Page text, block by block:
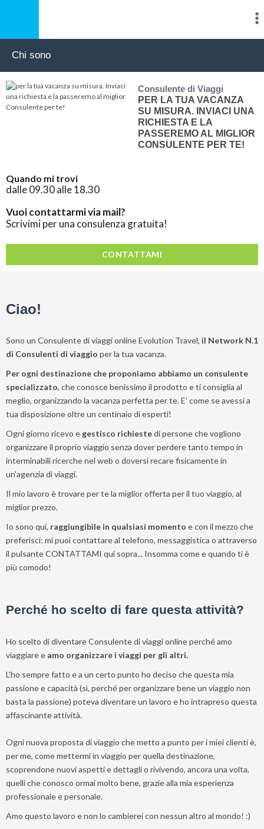
Chi sono
Consulente di Viaggi
PER LA TUA VACANZA
SU MISURA. INVIACI UNA
RICHIESTA E LA
PASSEREMO AL MIGLIOR
CONSULENTE PER TE!
Quando mi trovi
dalle 09.30 alle 18.30
Vuoi contattarmi via mail?
Scrivimi per una consulenza gratuita!
CONTATTAMI
Ciao!
Sono un Consulente di viaggi online Evolution Travel, il Network N.1
di Consulenti di viaggio per la tua vacanza.
Per ogni destinazione che proponiamo abbiamo un consulente
specializzato, che conosce benissimo il prodotto e ti consiglia al
meglio, organizzando la vacanza perfetta per te. E’ come se avessi a
tua disposizione oltre un centinaio di esperti!
Ogni giorno ricevo e gestisco richiestedi persone che vogliono
organizzare il proprio viaggio senza dover perdere tanto tempo in
interminabili ricerche nel web o doversi recare fisicamente in
un'agenzia di viaggi.
Il mio lavoro è trovare per te la miglior offerta per il tuo viaggio, al
miglior prezzo.
Io sono qui, raggiungibile in qualsiasi momento e con il mezzo che
preferisci: mi puoi contattare al telefono, messaggistica o attraverso
il pulsante CONTATTAMI qui sopra... Insomma come e quando ti è
più comodo!
Perché ho scelto di fare questa attività?
Ho scelto di diventare Consulente di viaggi online perché amo
viaggiare e amo organizzare i viaggi per gli altri.
L'ho sempre fatto e a un certo punto ho deciso che questa mia
passione e capacità (sì, perché per organizzare bene un viaggio non
basta la passione) poteva diventare un lavoro e ho intrapreso questa
affascinante attività.
Ogni nuova proposta di viaggio che metto a punto per i miei clienti è,
per me, come mettermi in viaggio per quella destinazione,
scoprendone nuovi aspetti e dettagli o rivivendo, ancora una volta,
quelli che conosco ormai molto bene, grazie alla mia esperienza
professionale e personale.
Amo questo lavoro e non lo cambierei con nessun altro al mondo! :)